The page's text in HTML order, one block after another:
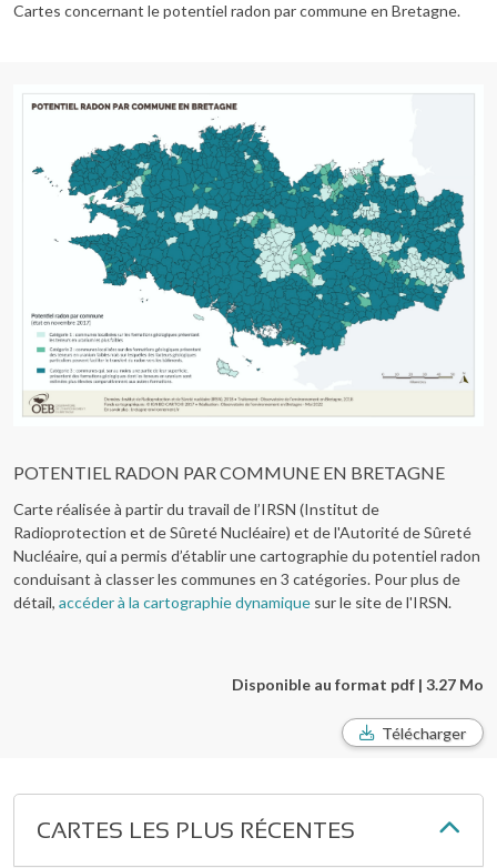
Cartes concernant le potentiel radon par commune en Bretagne.
POTENTIEL RADON PAR COMMUNE EN BRETAGNE
Carte réalisée à partir du travail de l’IRSN (Institut de
Radioprotection et de Sûreté Nucléaire) et de l'Autorité de Sûreté
Nucléaire, qui a permis d’établir une cartographie du potentiel radon
conduisant à classer les communes en 3 catégories. Pour plus de
détail, accéder à la cartographie dynamique sur le site de l'IRSN.
Disponible au format pdf | 3.27 Mo
Télécharger
CARTES LES PLUS RÉCENTES